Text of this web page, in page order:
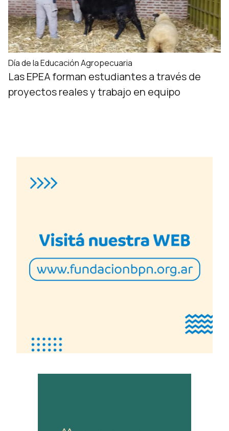
Día de la Educación Agropecuaria
Las EPEA forman estudiantes a través de
proyectos reales y trabajo en equipo